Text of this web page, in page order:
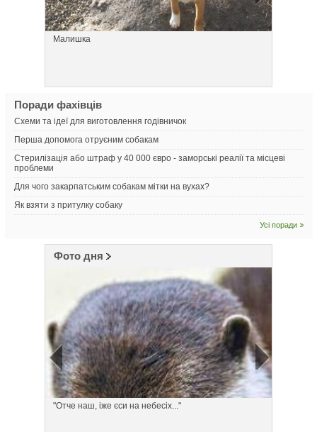
Малишка
Поради фахівців
Схеми та ідеї для виготовлення годівничок
Перша допомога отруєним собакам
Стерилізація або штраф у 40 000 євро - заморські реалії та місцеві
проблеми
Для чого закарпатським собакам мітки на вухах?
Як взяти з притулку собаку
Усі поради
Фото дня
"Отче наш, іже єси на небесіх..."